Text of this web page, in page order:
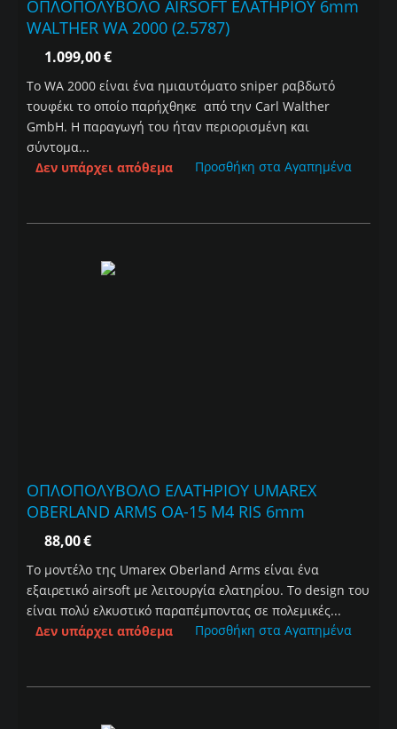
ΟΠΛΟΠΟΛΥΒΟΛΟ AIRSOFT ΕΛΑΤΗΡΙΟΥ 6mm
WALTHER WA 2000 (2.5787)
1.099,00€
Το WA 2000 είναι ένα ημιαυτόματο sniper ραβδωτό
τουφέκι το οποίο παρήχθηκε από την Carl Walther
GmbH. Η παραγωγή του ήταν περιορισμένη και
σύντομα...
Δεν υπάρχει απόθεμα
Προσθήκη στα Αγαπημένα
ΟΠΛΟΠΟΛΥΒΟΛΟ ΕΛΑΤΗΡΙΟΥ UMAREX
OBERLAND ARMS OA-15 M4 RIS 6mm
88,00€
Το μοντέλο της Umarex Oberland Arms είναι ένα
εξαιρετικό airsoft με λειτουργία ελατηρίου. Το design του
είναι πολύ ελκυστικό παραπέμποντας σε πολεμικές...
Δεν υπάρχει απόθεμα
Προσθήκη στα Αγαπημένα